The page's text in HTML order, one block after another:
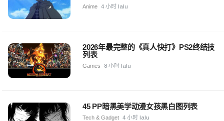
Anime 4 小时 lalu
2026年最完整的《真人快打》PS2终结技
列表
Games 8 小时 lalu
45 PP暗黑美学动漫女孩黑白图列表
Tech & Gadget 4 小时 lalu